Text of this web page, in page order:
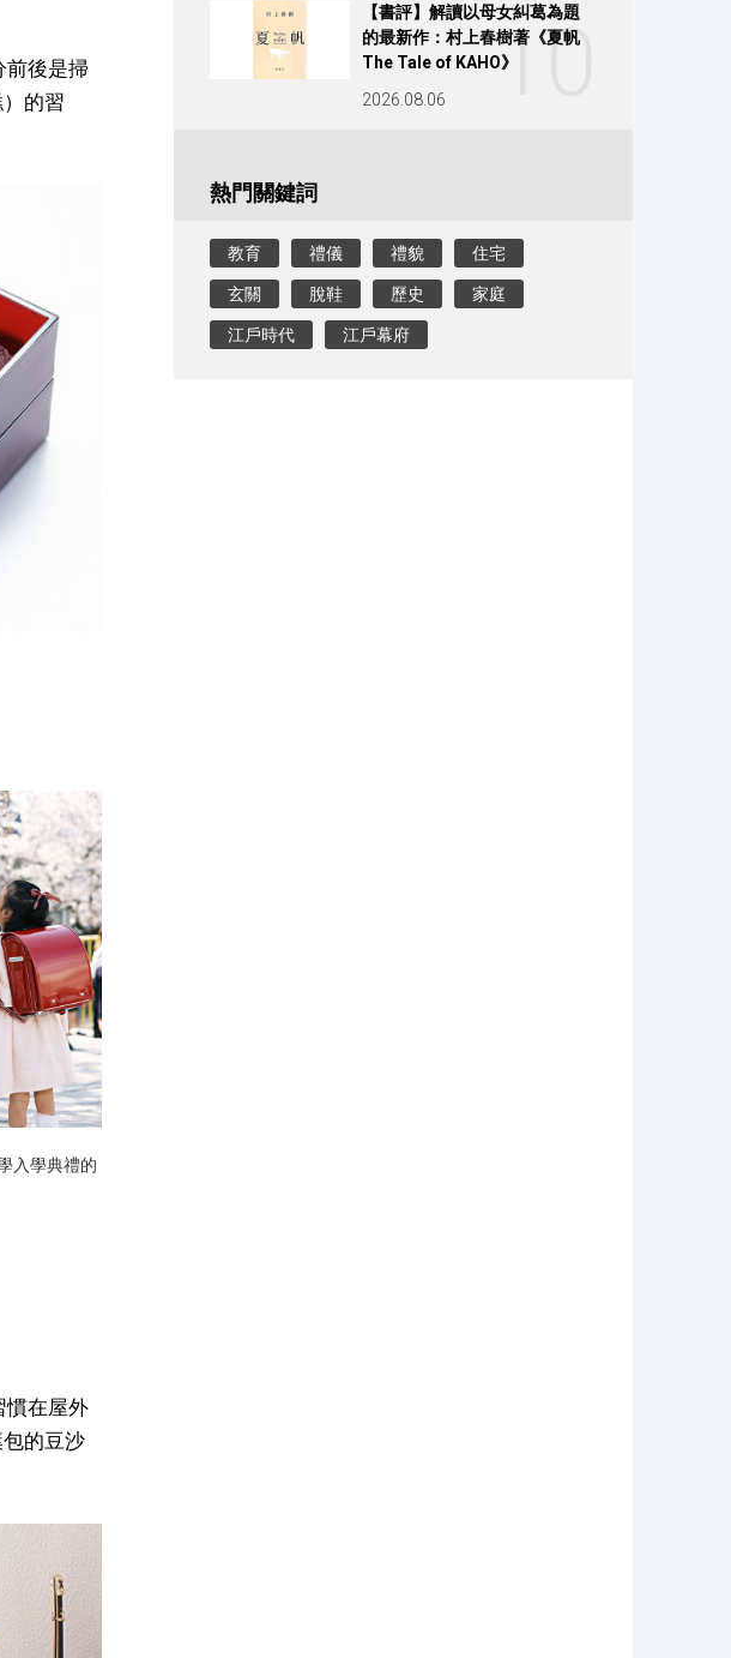
後是掃
的習
入學典禮的
在屋外
的豆沙
10
【書評】解讀以母女糾葛為題
的最新作：村上春樹著《夏帆
The Tale of KAHO》
2026.08.06
熱門關鍵詞
教育 禮儀 禮貌 住宅
玄關 脫鞋 歷史 家庭
江戶時代 江戶幕府